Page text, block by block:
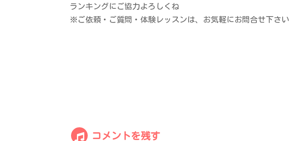
ランキングにご協力よろしくね
※ご依頼・ご質問・体験レッスンは、お気軽にお問合せ下さい
ー
コメントを残す